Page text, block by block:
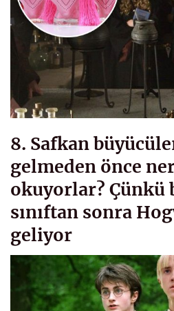
8. Safkan
gelmeden önce
okuyorlar? Çünkü
sınıftan sonra
geliyor